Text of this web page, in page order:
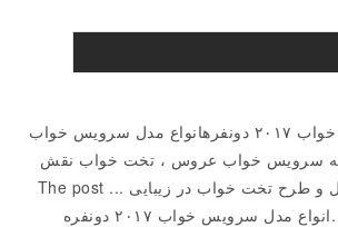
انواع مدل سرویس خواب ۲۰۱۷ دونفرهانواع مدل سرویس خواب
تهیه سرویس خواب عروس ، تخت خواب نقش
اساسی دارد که مدل و طرح تخت خواب در زیبایی ... The post